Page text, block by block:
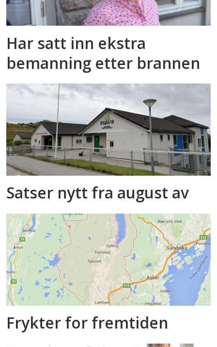
Har satt inn ekstra
bemanning etter brannen
Satser nytt fra august av
Frykter for fremtiden